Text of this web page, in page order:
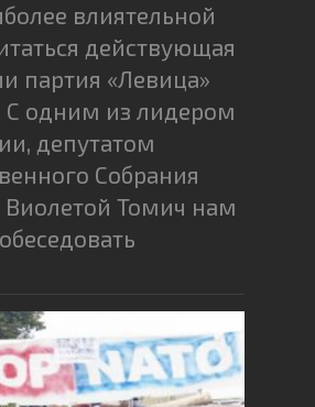
влиятельной
действующая
партия «Левица»
С одним из лидером
депутатом
Собрания
Томич нам